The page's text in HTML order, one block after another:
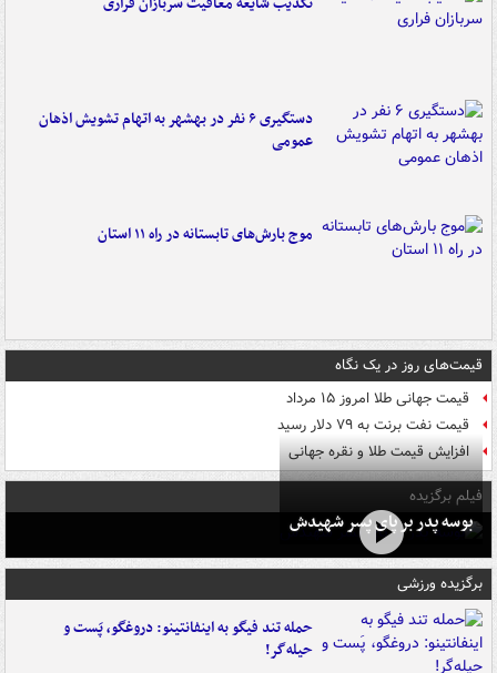
دستگیری ۶ نفر در بهشهر به اتهام تشویش اذهان
عمومی
موج بارش‌های تابستانه در راه ۱۱ استان
قیمت‌های روز در یک نگاه
قیمت جهانی طلا امروز ۱۵ مرداد
قیمت نفت برنت به ۷۹ دلار رسید
افزایش قیمت طلا و نقره جهانی
فیلم برگزیده
بوسه‌ پدر بر پای پسر شهیدش
برگزیده ورزشی
حمله تند فیگو به اینفانتینو: دروغگو، پَست‌ و
حیله‌گر!